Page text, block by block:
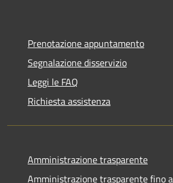
Prenotazione appuntamento
Segnalazione disservizio
Leggi le FAQ
Richiesta assistenza
Amministrazione trasparente
Amministrazione trasparente fino